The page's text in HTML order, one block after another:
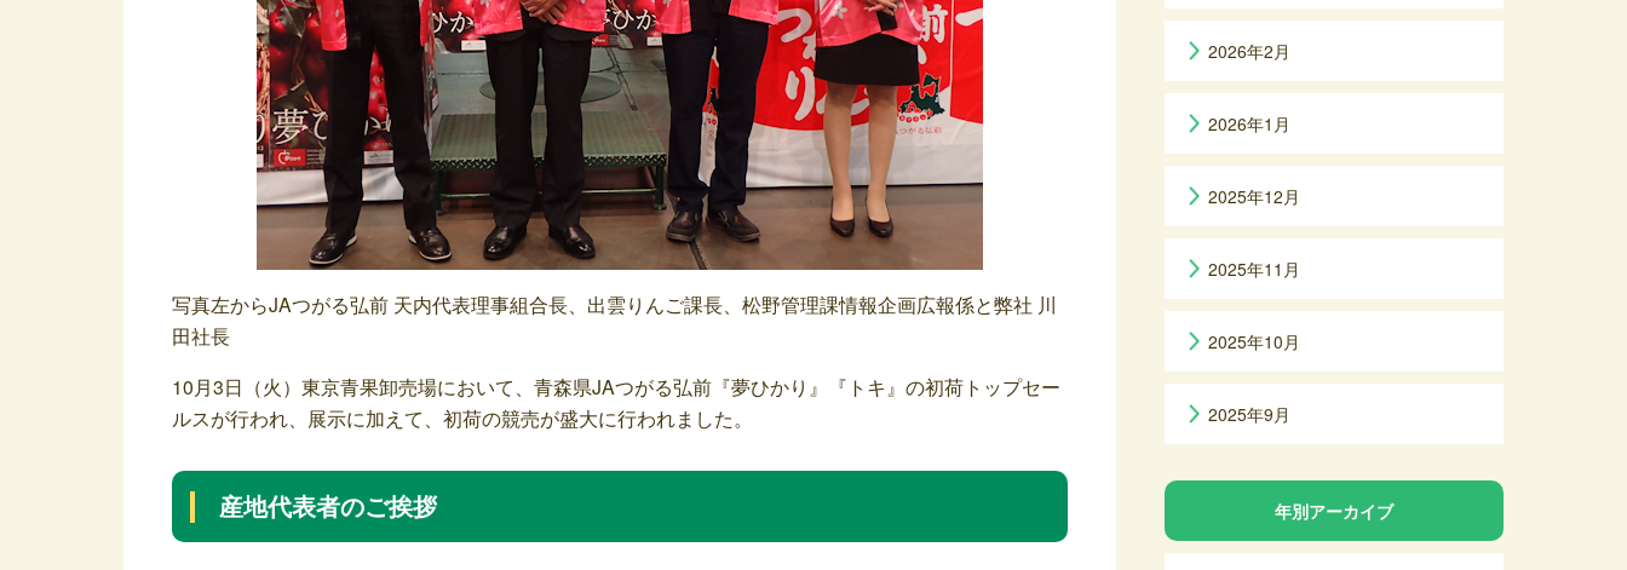
写真左からJAつがる弘前 天内代表理事組合長、出雲りんご課長、松野管理課情報企画広報係と弊社 川
田社長
10月3日（火）東京青果卸売場において、青森県JAつがる弘前『夢ひかり』『トキ』の初荷トップセー
ルスが行われ、展示に加えて、初荷の競売が盛大に行われました。
産地代表者のご挨拶
2026年2月
2026年1月
2025年12月
2025年11月
2025年10月
2025年9月
年別アーカイブ